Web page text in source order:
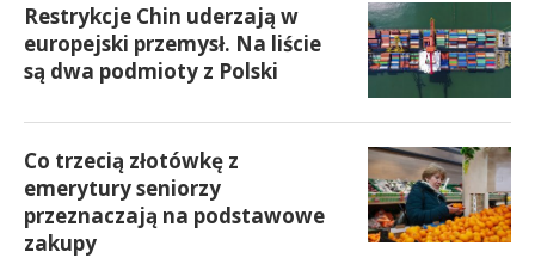
Restrykcje Chin uderzają w
europejski przemysł. Na liście
są dwa podmioty z Polski
Co trzecią złotówkę z
emerytury seniorzy
przeznaczają na podstawowe
zakupy